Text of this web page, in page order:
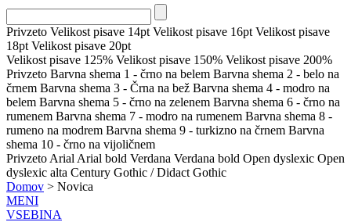
Privzeto Velikost pisave 14pt Velikost pisave 16pt Velikost pisave
18pt Velikost pisave 20pt
Velikost pisave 125% Velikost pisave 150% Velikost pisave 200%
Privzeto Barvna shema 1 - črno na belem Barvna shema 2 - belo na
črnem Barvna shema 3 - Črna na bež Barvna shema 4 - modro na
belem Barvna shema 5 - črno na zelenem Barvna shema 6 - črno na
rumenem Barvna shema 7 - modro na rumenem Barvna shema 8 -
rumeno na modrem Barvna shema 9 - turkizno na črnem Barvna
shema 10 - črno na vijoličnem
Privzeto Arial Arial bold Verdana Verdana bold Open dyslexic Open
dyslexic alta Century Gothic / Didact Gothic
Domov > Novica
MENI
VSEBINA